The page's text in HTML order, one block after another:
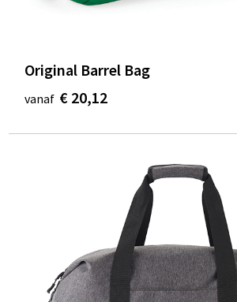
Original Barrel Bag
vanaf € 20,12